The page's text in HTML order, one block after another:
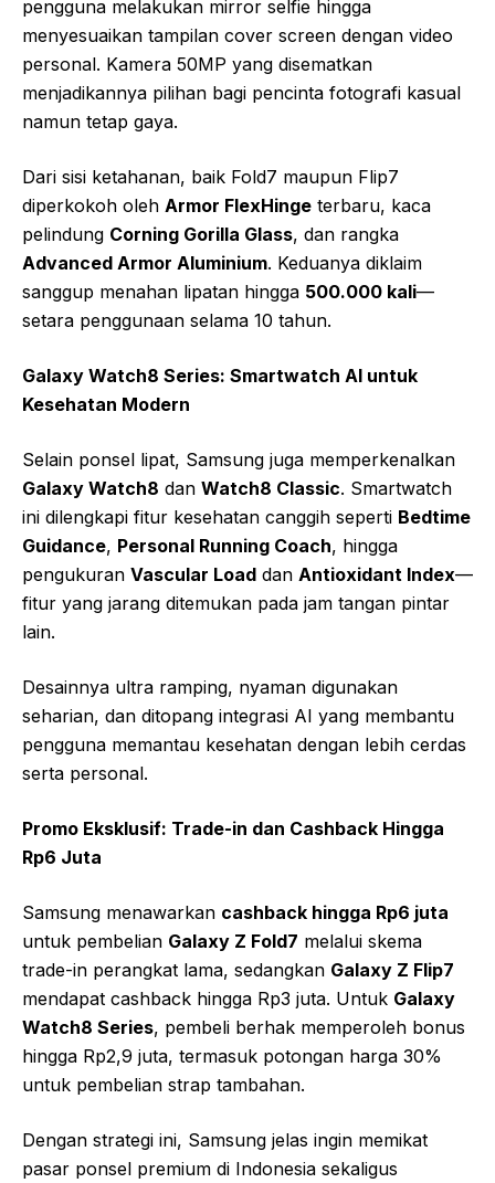
pengguna melakukan mirror selfie hingga
menyesuaikan tampilan cover screen dengan video
personal. Kamera 50MP yang disematkan
menjadikannya pilihan bagi pencinta fotografi kasual
namun tetap gaya.
Dari sisi ketahanan, baik Fold7 maupun Flip7
diperkokoh oleh Armor FlexHinge terbaru, kaca
pelindung Corning Gorilla Glass, dan rangka
Advanced Armor Aluminium. Keduanya diklaim
sanggup menahan lipatan hingga 500.000 kali—
setara penggunaan selama 10 tahun.
Galaxy Watch8 Series: Smartwatch AI untuk
Kesehatan Modern
Selain ponsel lipat, Samsung juga memperkenalkan
Galaxy Watch8 dan Watch8 Classic. Smartwatch
ini dilengkapi fitur kesehatan canggih seperti Bedtime
Guidance, Personal Running Coach, hingga
pengukuran Vascular Load dan Antioxidant Index—
fitur yang jarang ditemukan pada jam tangan pintar
lain.
Desainnya ultra ramping, nyaman digunakan
seharian, dan ditopang integrasi AI yang membantu
pengguna memantau kesehatan dengan lebih cerdas
serta personal.
Promo Eksklusif: Trade-in dan Cashback Hingga
Rp6 Juta
Samsung menawarkan cashback hingga Rp6 juta
untuk pembelian Galaxy Z Fold7 melalui skema
trade-in perangkat lama, sedangkan Galaxy Z Flip7
mendapat cashback hingga Rp3 juta. Untuk Galaxy
Watch8 Series, pembeli berhak memperoleh bonus
hingga Rp2,9 juta, termasuk potongan harga 30%
untuk pembelian strap tambahan.
Dengan strategi ini, Samsung jelas ingin memikat
pasar ponsel premium di Indonesia sekaligus